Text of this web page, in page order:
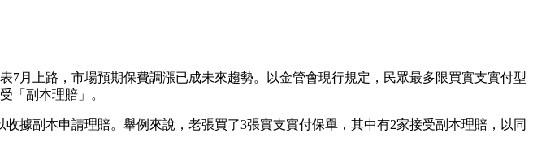
月上路，市場預期保費調漲已成未來趨勢。以金管會現行規定，民眾最多限買實支實付型
「副本理賠」。
據副本申請理賠。舉例來說，老張買了3張實支實付保單，其中有2家接受副本理賠，以同